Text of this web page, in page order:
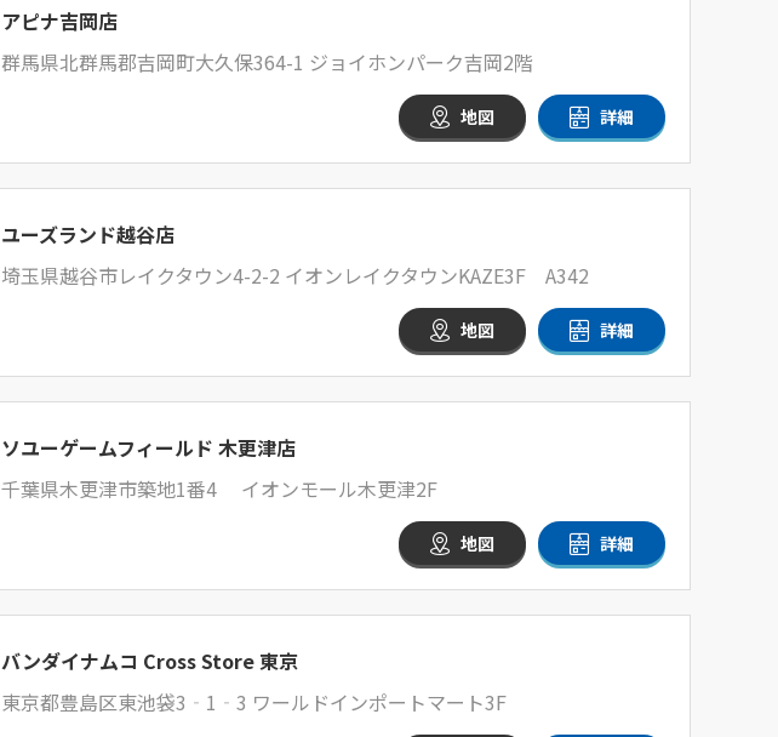
アピナ吉岡店
群馬県北群馬郡吉岡町大久保364-1 ジョイホンパーク吉岡2階
地図 詳細
ユーズランド越谷店
埼玉県越谷市レイクタウン4-2-2 イオンレイクタウンKAZE3F A342
地図 詳細
ソユーゲームフィールド 木更津店
千葉県木更津市築地1番4 イオンモール木更津2F
地図 詳細
バンダイナムコ Cross Store 東京
東京都豊島区東池袋3‐1‐3 ワールドインポートマート3F